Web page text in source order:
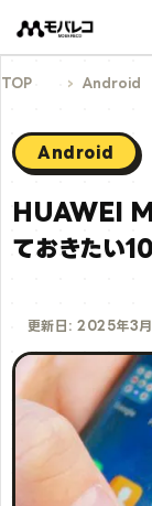
ツ
ス
TOP Android
Android
HUAWEI
ておきたい
更新日: 2025年3月